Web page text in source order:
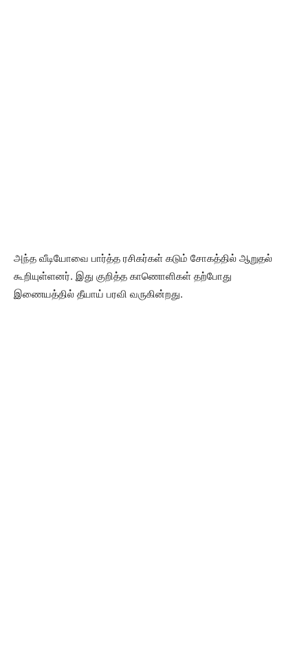
அந்த வீடியோவை பார்த்த ரசிகர்கள் கடும் சோகத்தில் ஆறுதல்
கூறியுள்ளனர். இது குறித்த காணொளிகள் தற்போது
இணையத்தில் தீயாய் பரவி வருகின்றது.